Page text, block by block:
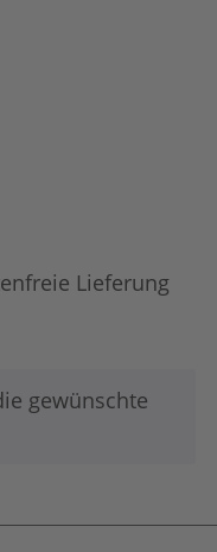
Lieferung
gewünschte